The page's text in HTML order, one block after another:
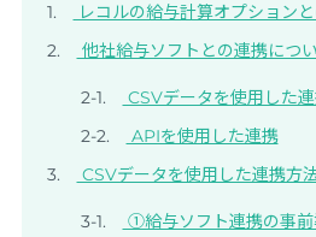
レコルの給与計算オプション
他社給与ソフトとの連携につ
CSVデータを使用した
APIを使用した連携
CSVデータを使用した連携方
①給与ソフト連携の事前